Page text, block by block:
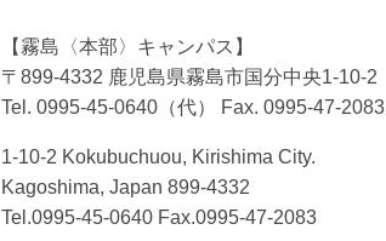
【霧島〈本部〉キャンパス】
〒899-4332 鹿児島県霧島市国分中央1-10-2
Tel. 0995-45-0640（代）
Fax. 0995-47-2083
1-10-2 Kokubuchuou, Kirishima City.
Kagoshima, Japan 899-4332
Tel.0995-45-0640 Fax.0995-47-2083